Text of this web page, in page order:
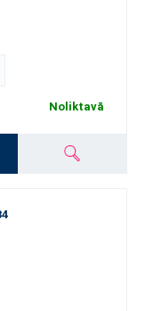
Noliktavā